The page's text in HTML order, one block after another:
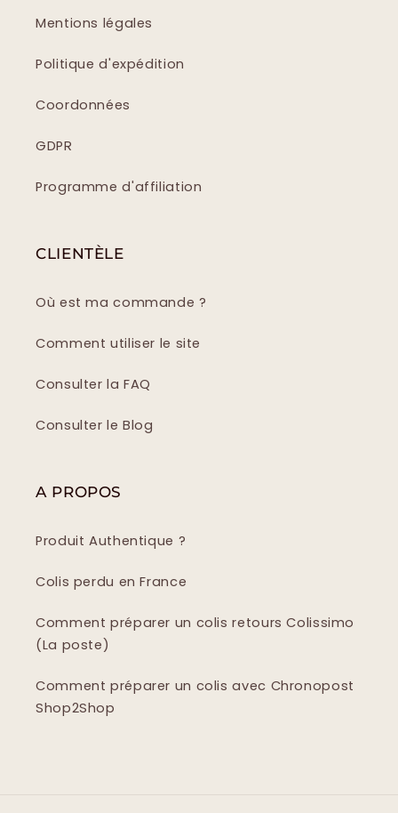
Mentions légales
Politique d'expédition
Coordonnées
GDPR
Programme d'affiliation
CLIENTÈLE
Où est ma commande ?
Comment utiliser le site
Consulter la FAQ
Consulter le Blog
A PROPOS
Produit Authentique ?
Colis perdu en France
Comment préparer un colis retours Colissimo
(La poste)
Comment préparer un colis avec Chronopost
Shop2Shop